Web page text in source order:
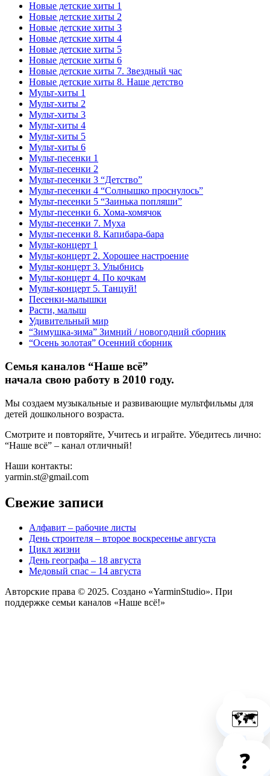
Новые детские хиты 1
Новые детские хиты 2
Новые детские хиты 3
Новые детские хиты 4
Новые детские хиты 5
Новые детские хиты 6
Новые детские хиты 7. Звездный час
Новые детские хиты 8. Наше детство
Мульт-хиты 1
Мульт-хиты 2
Мульт-хиты 3
Мульт-хиты 4
Мульт-хиты 5
Мульт-хиты 6
Мульт-песенки 1
Мульт-песенки 2
Мульт-песенки 3 “Детство”
Мульт-песенки 4 “Солнышко проснулось”
Мульт-песенки 5 “Заинька попляши”
Мульт-песенки 6. Хома-хомячок
Мульт-песенки 7. Муха
Мульт-песенки 8. Капибара-бара
Мульт-концерт 1
Мульт-концерт 2. Хорошее настроение
Мульт-концерт 3. Улыбнись
Мульт-концерт 4. По кочкам
Мульт-концерт 5. Танцуй!
Песенки-малышки
Расти, малыш
Удивительный мир
“Зимушка-зима” Зимний / новогодний сборник
“Осень золотая” Осенний сборник
Семья каналов “Наше всё”
начала свою работу в 2010 году.
Мы создаем музыкальные и развивающие мультфильмы для
детей дошкольного возраста.
Смотрите и повторяйте, Учитесь и играйте. Убедитесь лично:
“Наше всё” – канал отличный!
Наши контакты:
yarmin.st@gmail.com
Свежие записи
Алфавит – рабочие листы
День строителя – второе воскресенье августа
Цикл жизни
День географа – 18 августа
Медовый спас – 14 августа
Авторские права © 2025. Создано «YarminStudio». При
поддержке семьи каналов «Наше всё!»
🗺️
❓